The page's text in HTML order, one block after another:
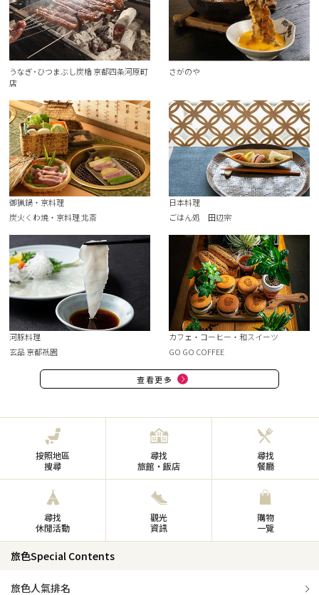
うなぎ･ひつまぶし炭櫓 京都四条河原町
店
さがのや
御猟鍋・京料理
炭火くわ焼・京料理 北斎
日本料理
ごはん処 田辺宗
河豚料理
玄品 京都祇園
カフェ・コーヒー・和スイーツ
GO GO COFFEE
查看更多
按照地區
搜尋
尋找
旅館・飯店
尋找
餐廳
尋找
休閒活動
觀光
資訊
購物
一覽
旅色Special Contents
旅色人氣排名